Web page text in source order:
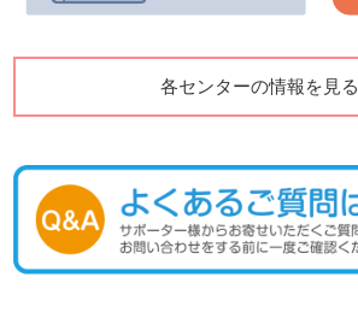
各センターの情報を見る